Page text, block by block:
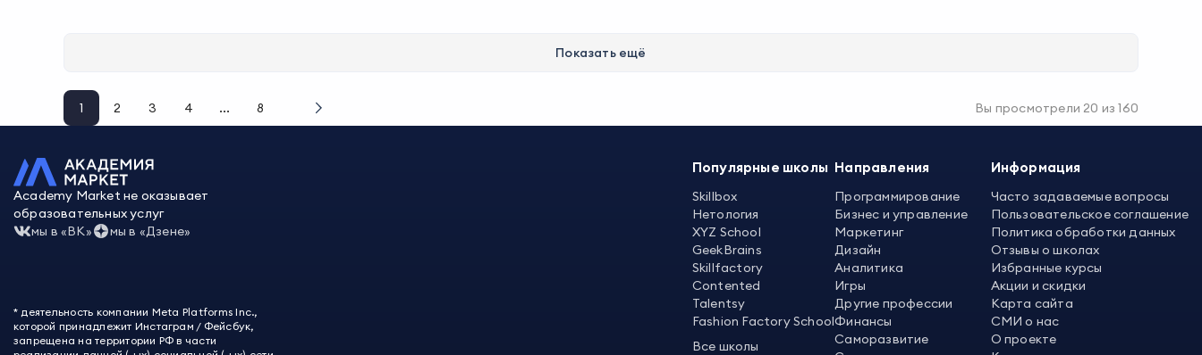
Показать ещё
1 2 3 4 ... 8 Вы просмотрели 20 из160
Academy Market не оказывает
образовательных услуг
мы в «ВК»
мы в «Дзене»
* деятельность компании Meta Platforms Inc.,
которой принадлежит Инстаграм / Фейсбук,
запрещена на территории РФ в части
Популярные школы
Все школы
Skillbox
Нетология
XYZ School
GeekBrains
Skillfactory
Contented
Talentsy
Fashion Factory School
Направления
Программирование
Бизнес и управление
Маркетинг
Дизайн
Аналитика
Игры
Другие профессии
Финансы
Саморазвитие
Информация
Часто задаваемые вопросы
Пользовательское соглашение
Политика обработки данных
Отзывы о школах
Избранные курсы
Акции и скидки
Карта сайта
СМИ о нас
О проекте